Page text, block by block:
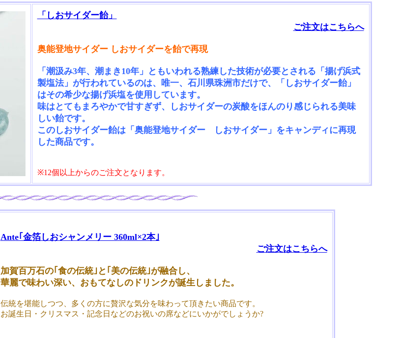
「しおサイダー飴」
ご注文はこちらへ
奥能登地サイダー しおサイダーを飴で再現
「潮汲み3年、潮まき10年」ともいわれる熟練した技術が必要とされる「揚げ浜式
製塩法」が行われているのは、唯一、石川県珠洲市だけで、「しおサイダー飴」
はその希少な揚げ浜塩を使用しています。
味はとてもまろやかで甘すぎず、しおサイダーの炭酸をほんのり感じられる美味
しい飴です。
このしおサイダー飴は「奥能登地サイダー しおサイダー」をキャンディに再現
した商品です。
※12個以上からのご注文となります。
Ante｢金箔しおシャンメリー 360ml×2本｣
ご注文はこちらへ
加賀百万石の｢食の伝統｣と｢美の伝統｣が融合し、
華麗で味わい深い、おもてなしのドリンクが誕生しました。
伝統を堪能しつつ、多くの方に贅沢な気分を味わって頂きたい商品です。
お誕生日・クリスマス・記念日などのお祝いの席などにいかがでしょうか?